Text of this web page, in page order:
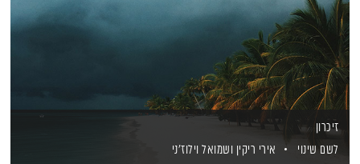
זיכרון
לשם שינוי
אירי ריקין ושמואל וילוז'ני